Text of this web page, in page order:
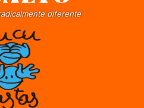
diferente